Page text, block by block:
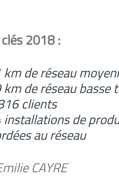
2018 :
de réseau
de réseau basse
clients
de
au réseau
CAYRE